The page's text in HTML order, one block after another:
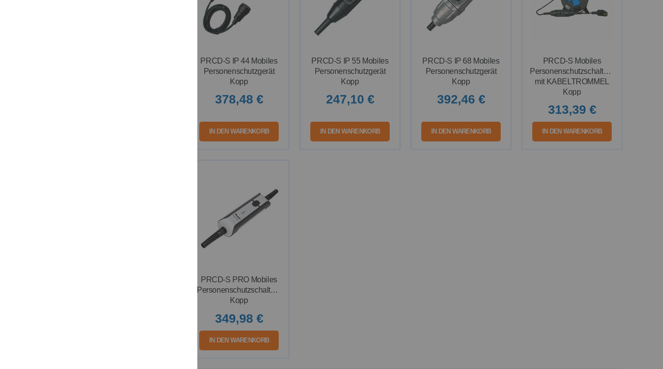
PRCD-S IP 44 Mobiles
Personenschutzgerät
Kopp
378,48 €
IN DEN WARENKORB
PRCD-S IP 55 Mobiles
Personenschutzgerät
Kopp
247,10 €
IN DEN WARENKORB
PRCD-S IP 68 Mobiles
Personenschutzgerät
Kopp
392,46 €
IN DEN WARENKORB
PRCD-S Mobiles
Personenschutzschaltgerät
mit KABELTROMMEL
Kopp
313,39 €
IN DEN WARENKORB
PRCD-S PRO Mobiles
Personenschutzschaltgerät
Kopp
349,98 €
IN DEN WARENKORB